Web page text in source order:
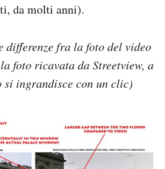
da molti anni).
differenze fra la foto del video
foto ricavata da Streetview, a
si ingrandisce con un clic)